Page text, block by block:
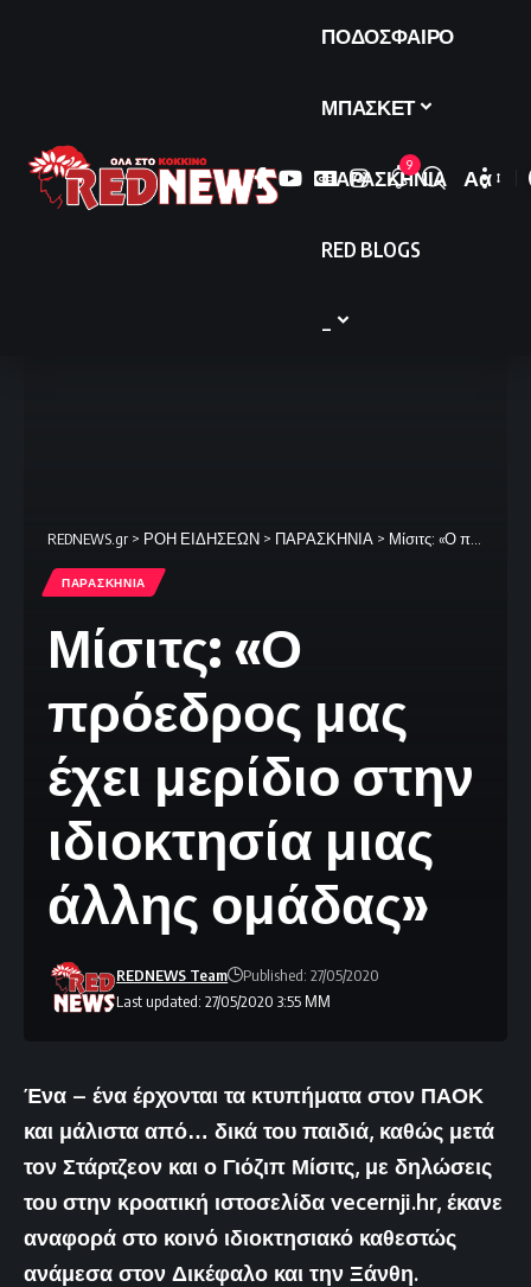
ΠΟΔΟΣΦΑΙΡΟ
ΜΠΑΣΚΕΤ
ΠΑΡΑΣΚΗΝΙΑ
RED BLOGS
9
Font
Αα
REDNEWS.gr > ΡΟΗ ΕΙΔΗΣΕΩΝ > ΠΑΡΑΣΚΗΝΙΑ > Μίσιτς: «Ο πρόεδρος μας έχει μερίδιο στην ιδιοκτησία μιας άλλης ομάδας»
ΠΑΡΑΣΚΗΝΙΑ
Μίσιτς: «Ο
πρόεδρος μας
έχει μερίδιο στην
ιδιοκτησία μιας
άλλης ομάδας»
Last updated: 27/05/2020 3:55 ΜΜ
REDNEWS Team Published: 27/05/2020
Ένα – ένα έρχονται τα κτυπήματα στον ΠΑΟΚ
και μάλιστα από… δικά του παιδιά, καθώς μετά
τον Στάρτζεον και ο Γιόζιπ Μίσιτς, με δηλώσεις
του στην κροατική ιστοσελίδα vecernji.hr, έκανε
αναφορά στο κοινό ιδιοκτησιακό καθεστώς
ανάμεσα στον Δικέφαλο και την Ξάνθη.